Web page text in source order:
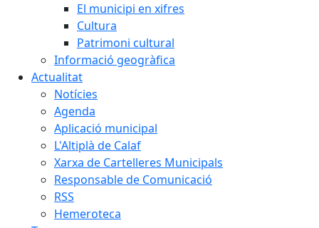
El municipi en xifres
Cultura
Patrimoni cultural
Informació geogràfica
Actualitat
Notícies
Agenda
Aplicació municipal
L'Altiplà de Calaf
Xarxa de Cartelleres Municipals
Responsable de Comunicació
RSS
Hemeroteca